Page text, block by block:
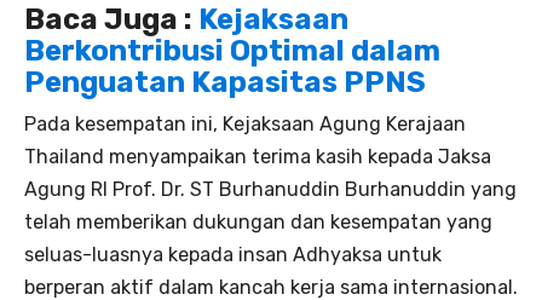
Baca Juga : Kejaksaan
Berkontribusi Optimal dalam
Penguatan Kapasitas PPNS
Pada kesempatan ini, Kejaksaan Agung Kerajaan
Thailand menyampaikan terima kasih kepada Jaksa
Agung RI Prof. Dr. ST Burhanuddin Burhanuddin yang
telah memberikan dukungan dan kesempatan yang
seluas-luasnya kepada insan Adhyaksa untuk
berperan aktif dalam kancah kerja sama internasional.